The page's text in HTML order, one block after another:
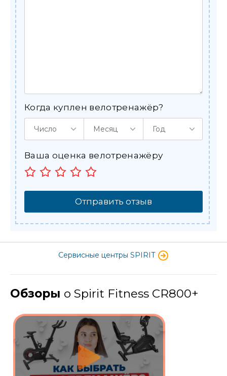
Ваша оценка велотренажёру
Когда куплен велотренажёр?
Число Месяц Год
Отправить отзыв
Сервисные центры SPIRIT
Обзоры о Spirit Fitness CR800+